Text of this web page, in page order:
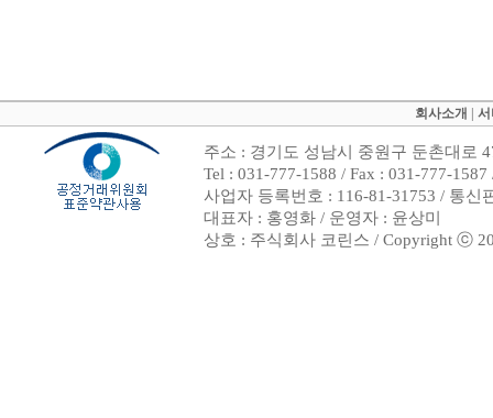
회사소개
주소 : 경기도 성남시 중원구 둔촌대로
Tel : 031-777-1588 / Fax : 031-777-
사업자 등록번호 : 116-81-31753 / 통신
대표자 : 홍영화 / 운영자 : 윤상미
상호 : 주식회사 코린스 / Copyright ⓒ